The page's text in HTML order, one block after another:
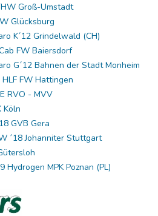
Groß-Umstadt
Glücksburg
K´12 Grindelwald (CH)
FW Baiersdorf
G´12 Bahnen der Stadt Monheim
FW Hattingen
RVO - MVV
Köln
GVB Gera
´18 Johanniter Stuttgart
Hydrogen MPK Poznan (PL)